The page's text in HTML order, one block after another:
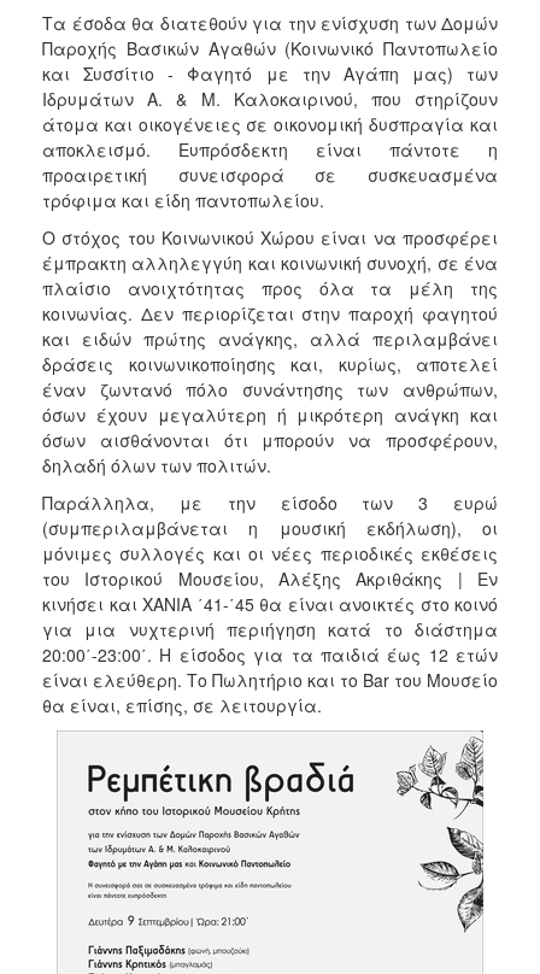
ΔΗΜΟΣ
ΠΟΛΙΤΙΣΜΟΣ
ΑΝΘΕΚΤΙΚΗ
ΠΟΛΗ
Τα έσοδα θα διατεθούν για την ενίσχυση των Δομών
Παροχής Βασικών Αγαθών (Κοινωνικό Παντοπωλείο
και Συσσίτιο - Φαγητό με την Αγάπη μας) των
Ιδρυμάτων Α. & Μ. Καλοκαιρινού, που στηρίζουν
άτομα και οικογένειες σε οικονομική δυσπραγία και
αποκλεισμό. Ευπρόσδεκτη είναι πάντοτε η
προαιρετική συνεισφορά σε συσκευασμένα
τρόφιμα και είδη παντοπωλείου.
Ο στόχος του Κοινωνικού Χώρου είναι να προσφέρει
έμπρακτη αλληλεγγύη και κοινωνική συνοχή, σε ένα
πλαίσιο ανοιχτότητας προς όλα τα μέλη της
κοινωνίας. Δεν περιορίζεται στην παροχή φαγητού
και ειδών πρώτης ανάγκης, αλλά περιλαμβάνει
δράσεις κοινωνικοποίησης και, κυρίως, αποτελεί
έναν ζωντανό πόλο συνάντησης των ανθρώπων,
όσων έχουν μεγαλύτερη ή μικρότερη ανάγκη και
όσων αισθάνονται ότι μπορούν να προσφέρουν,
δηλαδή όλων των πολιτών.
Παράλληλα, με την είσοδο των 3 ευρώ
(συμπεριλαμβάνεται η μουσική εκδήλωση), οι
μόνιμες συλλογές και οι νέες περιοδικές εκθέσεις
του Ιστορικού Μουσείου, Αλέξης Ακριθάκης | Εν
κινήσει και ΧΑΝΙΑ ΄41-΄45 θα είναι ανοικτές στο κοινό
για μια νυχτερινή περιήγηση κατά το διάστημα
20:00΄-23:00΄. Η είσοδος για τα παιδιά έως 12 ετών
είναι ελεύθερη. Το Πωλητήριο και το Bar του Μουσείο
θα είναι, επίσης, σε λειτουργία.